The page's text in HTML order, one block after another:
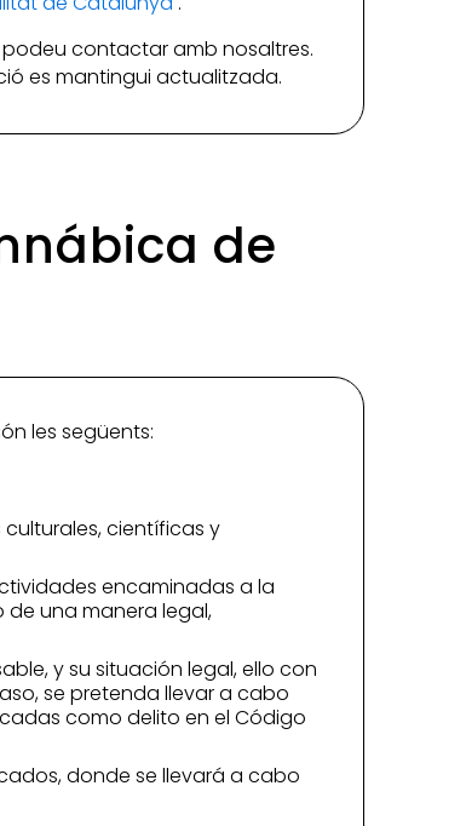
contactar amb nosaltres.
es mantingui actualitzada.
de
les següents:
científicas y
encaminadas a la
de una manera legal,
y su situación legal, ello con
se pretenda llevar a cabo
como delito en el Código
donde se llevará a cabo